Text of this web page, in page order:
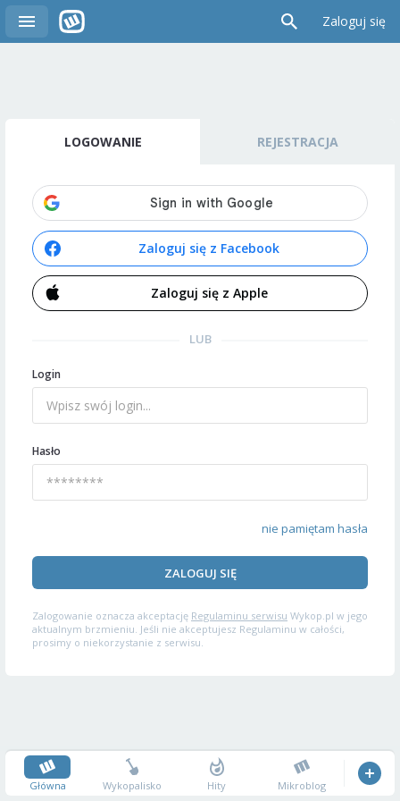
Zaloguj się
LOGOWANIE REJESTRACJA
Zaloguj się z Facebook
Zaloguj się z Apple
LUB
Login
Hasło
nie pamiętam hasła
ZALOGUJ SIĘ
Zalogowanie oznacza akceptację Regulaminu serwisu Wykop.pl w jego
aktualnym brzmieniu. Jeśli nie akceptujesz Regulaminu w całości,
prosimy o niekorzystanie z serwisu.
Główna Wykopalisko Hity Mikroblog